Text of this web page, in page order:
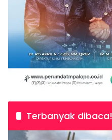
Terbanyak dibaca!